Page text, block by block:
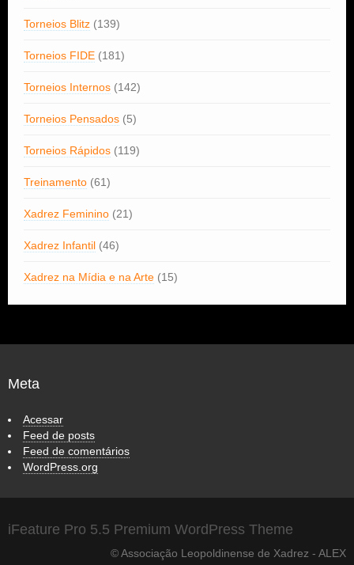
Torneios Blitz (139)
Torneios FIDE (181)
Torneios Internos (142)
Torneios Pensados (5)
Torneios Rápidos (119)
Treinamento (61)
Xadrez Feminino (21)
Xadrez Infantil (46)
Xadrez na Mídia e na Arte (15)
Meta
Acessar
Feed de posts
Feed de comentários
WordPress.org
iFeature Pro 5.5 Premium WordPress Theme
© Associação Leopoldinense de Xadrez - ALEX